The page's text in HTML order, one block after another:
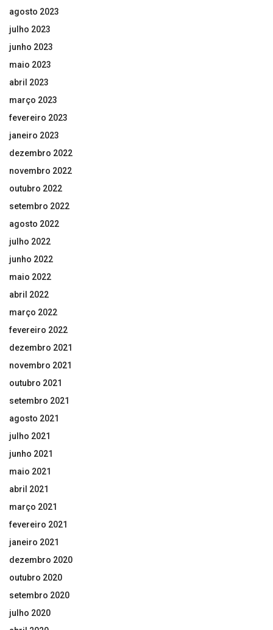
agosto 2023
julho 2023
junho 2023
maio 2023
abril 2023
março 2023
fevereiro 2023
janeiro 2023
dezembro 2022
novembro 2022
outubro 2022
setembro 2022
agosto 2022
julho 2022
junho 2022
maio 2022
abril 2022
março 2022
fevereiro 2022
dezembro 2021
novembro 2021
outubro 2021
setembro 2021
agosto 2021
julho 2021
junho 2021
maio 2021
abril 2021
março 2021
fevereiro 2021
janeiro 2021
dezembro 2020
outubro 2020
setembro 2020
julho 2020